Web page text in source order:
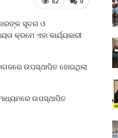
0
82
ସୂଚନା ଓ
କ୍ରମେ ଏହା କାର୍ଯ୍ୟକାରୀ
ଉପସ୍ଥାପିତ ହୋଇଥିଲା
ଉପସ୍ଥାପିତ